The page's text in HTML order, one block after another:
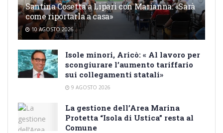
Santina Cosetta a Lipari con Marianna: «Sarà
come riportarla a casa»
10 AGOSTO 2026
Isole minori, Aricò: « Al lavoro per
scongiurare l’aumento tariffario
sui collegamenti statali»
9 AGOSTO 2026
La gestione dell’Area Marina
Protetta “Isola di Ustica” resta al
Comune